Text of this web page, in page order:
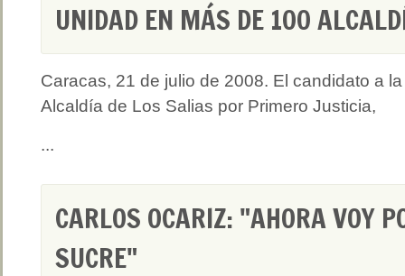
UNIDAD EN MÁS DE 100
Caracas, 21 de julio de 2008. El candidato a la
Alcaldía de Los Salias por Primero Justicia,
...
CARLOS OCARIZ: "AHORA VOY
SUCRE"